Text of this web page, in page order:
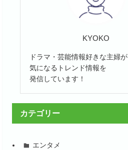
KYOKO
ドラマ・芸能情報好きな主婦が
気になるトレンド情報を
発信しています！
カテゴリー
エンタメ